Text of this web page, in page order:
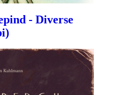
- Diverse